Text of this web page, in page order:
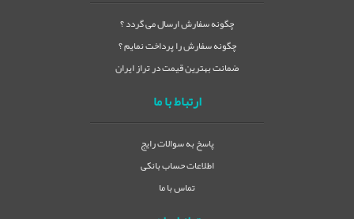
چگونه سفارش ارسال می گردد ؟
چگونه سفارش را پرداخت نمایم ؟
ضمانت بهترین قیمت در تراز ایران
ارتباط با ما
پاسخ به سوالات رایج
اطلاعات حساب بانکی
تماس با ما